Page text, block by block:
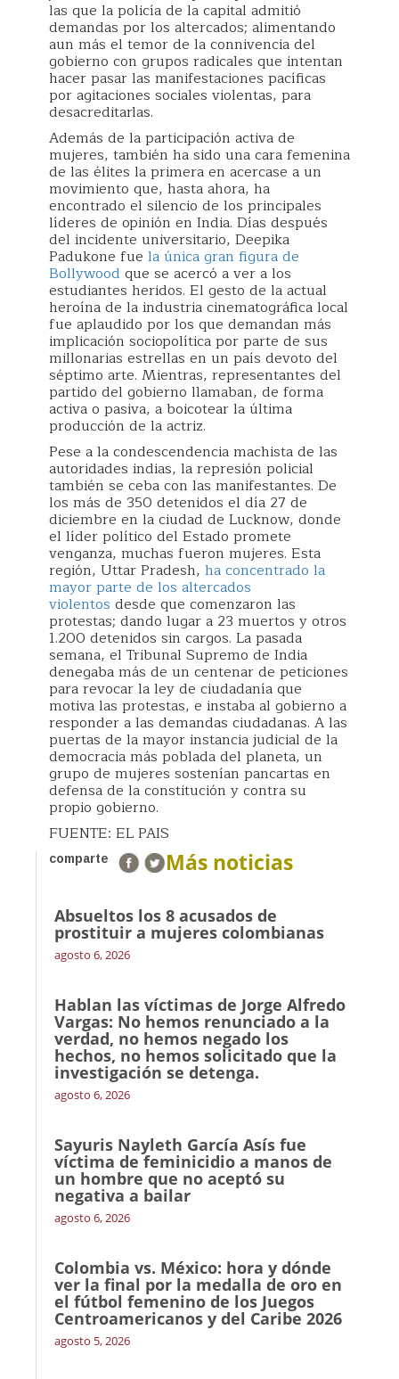
las que la policía de la capital admitió
demandas por los altercados; alimentando
aun más el temor de la connivencia del
gobierno con grupos radicales que intentan
hacer pasar las manifestaciones pacíficas
por agitaciones sociales violentas, para
desacreditarlas.
Además de la participación activa de
mujeres, también ha sido una cara femenina
de las élites la primera en acercase a un
movimiento que, hasta ahora, ha
encontrado el silencio de los principales
líderes de opinión en India. Días después
del incidente universitario, Deepika
Padukone fue la única gran figura de
Bollywood que se acercó a ver a los
estudiantes heridos. El gesto de la actual
heroína de la industria cinematográfica local
fue aplaudido por los que demandan más
implicación sociopolítica por parte de sus
millonarias estrellas en un país devoto del
séptimo arte. Mientras, representantes del
partido del gobierno llamaban, de forma
activa o pasiva, a boicotear la última
producción de la actriz.
Pese a la condescendencia machista de las
autoridades indias, la represión policial
también se ceba con las manifestantes. De
los más de 350 detenidos el día 27 de
diciembre en la ciudad de Lucknow, donde
el líder político del Estado promete
venganza, muchas fueron mujeres. Esta
región, Uttar Pradesh, ha concentrado la
mayor parte de los altercados
violentos desde que comenzaron las
protestas; dando lugar a 23 muertos y otros
1.200 detenidos sin cargos. La pasada
semana, el Tribunal Supremo de India
denegaba más de un centenar de peticiones
para revocar la ley de ciudadanía que
motiva las protestas, e instaba al gobierno a
responder a las demandas ciudadanas. A las
puertas de la mayor instancia judicial de la
democracia más poblada del planeta, un
grupo de mujeres sostenían pancartas en
defensa de la constitución y contra su
propio gobierno.
FUENTE: EL PAIS
comparte Más noticias
Absueltos los 8 acusados de
prostituir a mujeres colombianas
agosto 6, 2026
Hablan las víctimas de Jorge Alfredo
Vargas: No hemos renunciado a la
verdad, no hemos negado los
hechos, no hemos solicitado que la
investigación se detenga.
agosto 6, 2026
Sayuris Nayleth García Asís fue
víctima de feminicidio a manos de
un hombre que no aceptó su
negativa a bailar
agosto 6, 2026
Colombia vs. México: hora y dónde
ver la final por la medalla de oro en
el fútbol femenino de los Juegos
Centroamericanos y del Caribe 2026
agosto 5, 2026